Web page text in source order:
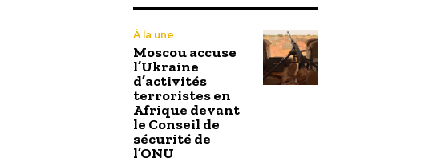
À la une
Moscou accuse
l’Ukraine
d’activités
terroristes en
Afrique devant
le Conseil de
sécurité de
l’ONU